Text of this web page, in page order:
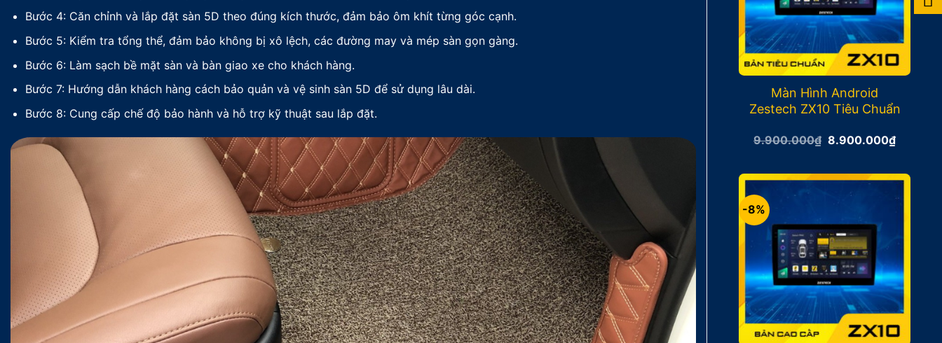
Bước 4: Căn chỉnh và lắp đặt sàn 5D theo đúng kích thước, đảm bảo ôm khít từng góc cạnh.
Bước 5: Kiểm tra tổng thể, đảm bảo không bị xô lệch, các đường may và mép sàn gọn gàng.
Bước 6: Làm sạch bề mặt sàn và bàn giao xe cho khách hàng.
Bước 7: Hướng dẫn khách hàng cách bảo quản và vệ sinh sàn 5D để sử dụng lâu dài.
Bước 8: Cung cấp chế độ bảo hành và hỗ trợ kỹ thuật sau lắp đặt.
Màn Hình Android
Zestech ZX10 Tiêu Chuẩn
9.900.000₫ Giá
9.900.000₫.
8.900.000₫Giá
hiện
là:
-8%